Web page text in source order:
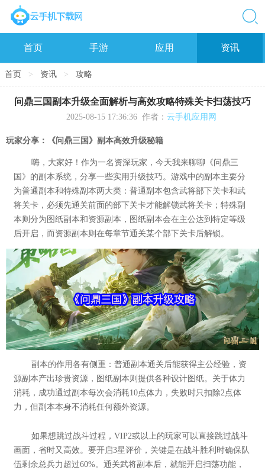
首页 手游 应用 资讯
首页 > 资讯 > 攻略
问鼎三国副本升级全面解析与高效攻略特殊关卡扫荡技巧
2025-08-15 17:36:36 作者： 云手机应用网
玩家分享：《问鼎三国》副本高效升级秘籍
嗨，大家好！作为一名资深玩家，今天我来聊聊《问鼎三
国》的副本系统，分享一些实用升级技巧。游戏中的副本主要分
为普通副本和特殊副本两大类：普通副本包含武将部下关卡和武
将关卡，必须先通关前面的部下关卡才能解锁武将关卡；特殊副
本则分为图纸副本和资源副本，图纸副本会在主公达到特定等级
后开启，而资源副本则在每章节通关某个部下关卡后解锁。
副本的作用各有侧重：普通副本通关后能获得主公经验，资
源副本产出珍贵资源，图纸副本则提供各种设计图纸。关于体力
消耗，成功通过副本每次会消耗10点体力，失败时只扣除2点体
力，但副本本身不消耗任何额外资源。
如果想跳过战斗过程，VIP2或以上的玩家可以直接跳过战斗
画面，省时又高效。要开启3星评价，关键是在战斗胜利时确保队
伍剩余总兵力超过60%。通关武将副本后，就能开启扫荡功能，